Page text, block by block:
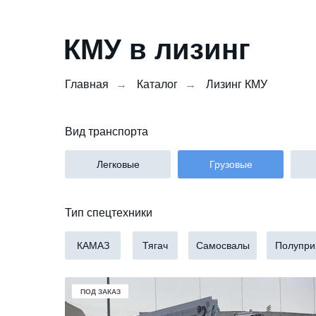
КМУ в лизинг
Главная → Каталог → Лизинг КМУ
Вид транспорта
Легковые Грузовые
Тип спецтехники
КАМАЗ Тягач Самосвалы
В НАЛИЧИИ
ПОД ЗАКАЗ
ПОД ЗАКАЗ